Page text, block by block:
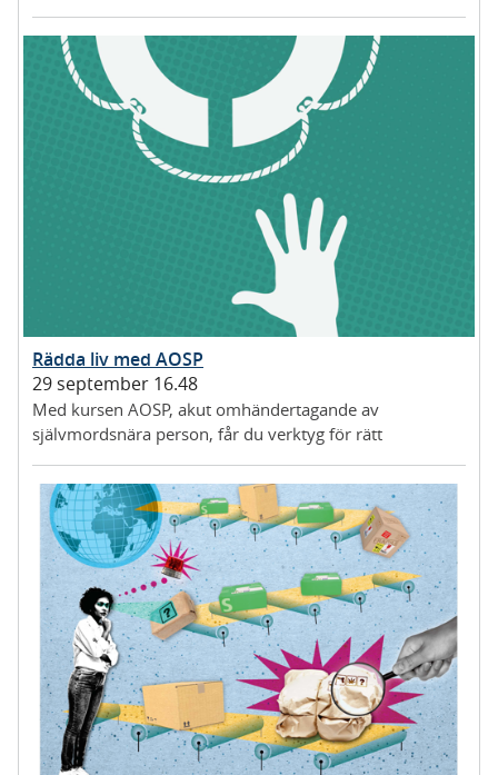
Rädda liv med AOSP
29 september 16.48
Med kursen AOSP, akut omhändertagande av
självmordsnära person, får du verktyg för rätt